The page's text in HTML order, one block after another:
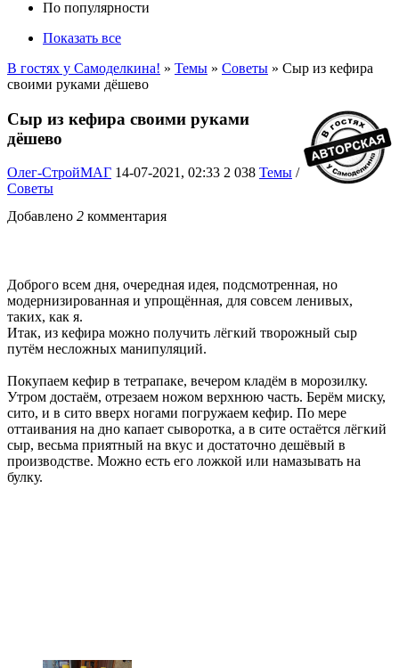
По популярности
Показать все
В гостях у Самоделкина! » Темы » Советы » Сыр из кефира
своими руками дёшево
Сыр из кефира своими руками
дёшево
Олег-СтройМАГ 14-07-2021, 02:33 2 038 Темы /
Советы
Добавлено 2 комментария
Доброго всем дня, очередная идея, подсмотренная, но
модернизированная и упрощённая, для совсем ленивых,
таких, как я.
Итак, из кефира можно получить лёгкий творожный сыр
путём несложных манипуляций.
Покупаем кефир в тетрапаке, вечером кладём в морозилку.
Утром достаём, отрезаем ножом верхнюю часть. Берём миску,
сито, и в сито вверх ногами погружаем кефир. По мере
оттаивания на дно капает сыворотка, а в сите остаётся лёгкий
сыр, весьма приятный на вкус и достаточно дешёвый в
производстве. Можно есть его ложкой или намазывать на
булку.